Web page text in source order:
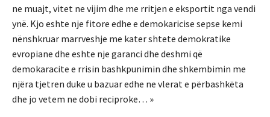
ne muajt, vitet ne vijim dhe me rritjen e eksportit nga vendi
ynë. Kjo eshte nje fitore edhe e demokaricise sepse kemi
nënshkruar marrveshje me kater shtete demokratike
evropiane dhe eshte nje garanci dhe deshmi që
demokaracite e rrisin bashkpunimin dhe shkembimin me
njëra tjetren duke u bazuar edhe ne vlerat e përbashkëta
dhe jo vetem ne dobi reciproke… »